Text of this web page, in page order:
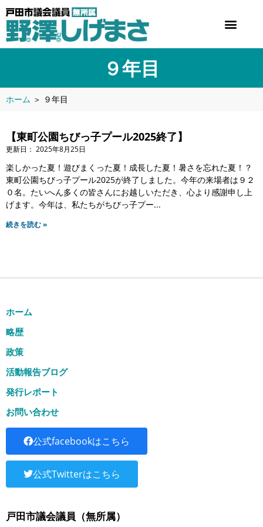
９年目
ホーム ＞ ９年目
【東町公園ちびっ子プール2025終了】
2025年8月25日
楽しかった夏！遊びまくった夏！成長した夏！暑さを忘れた夏！？
東町公園ちびっ子プール2025が終了しました。今年の来場者は９２
０名。たいへん多くの皆さんにお越しいただき、心より感謝申し上
げます。今年は、私たちがちびっ子プー
続きを読む »
ホーム
略歴
政策
活動報告ブログ
発行レポート
お問い合わせ
公式facebookはこちら
公式Twitterはこちら
戸田市議会議員（無所属）